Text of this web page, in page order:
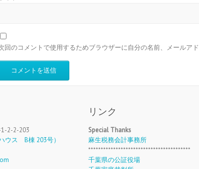
回のコメントで使用するためブラウザーに自分の名前、メールア
2-2-203
ウス B棟 203号）
リンク
Special Thanks
麻生税務会計事務所
*****************************************
千葉県の公証役場